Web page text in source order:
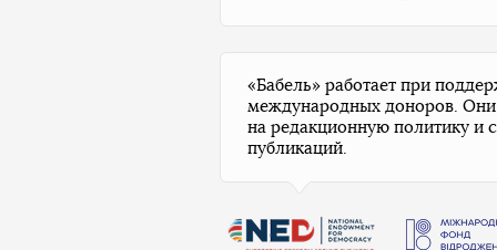
«Бабель» работает при
международных доноров.
на редакционную политику и
публикаций.